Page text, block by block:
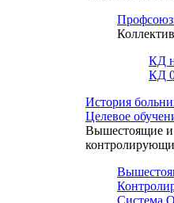
КД
КД
История
Целевое
Вышестоящие и
Система